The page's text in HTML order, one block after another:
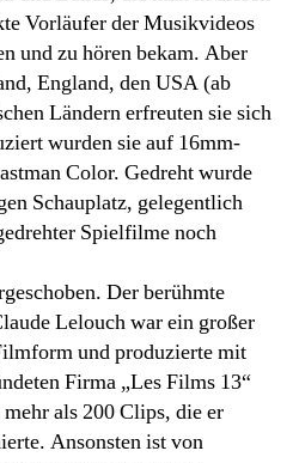
Vorläufer der Musikvideos
und zu hören bekam. Aber
England, den USA (ab
Ländern erfreuten sie sich
wurden sie auf 16mm-
Color. Gedreht wurde
Schauplatz, gelegentlich
Spielfilme noch
Der berühmte
Lelouch war ein großer
und produzierte mit
Firma „Les Films 13“
als 200 Clips, die er
Ansonsten ist von